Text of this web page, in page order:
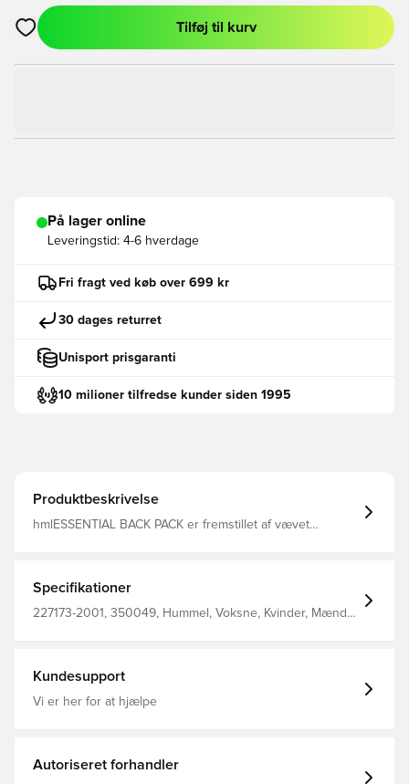
Åbner en Modal til at logge ind eller tilmelde dig som medlem
Tilføj til kurv
På lager online
Leveringstid: 4-6 hverdage
Fri fragt ved køb over 699 kr
30 dages returret
Unisport prisgaranti
10 milioner tilfredse kunder siden 1995
Produktbeskrivelse
hmlESSENTIAL BACK PACK er fremstillet af vævet
ekstra opbevaring.
Specifikationer
227173-2001, 350049, Hummel, Voksne, Kvinder, Mænd,
Kundesupport
Vi er her for at hjælpe
Autoriseret forhandler